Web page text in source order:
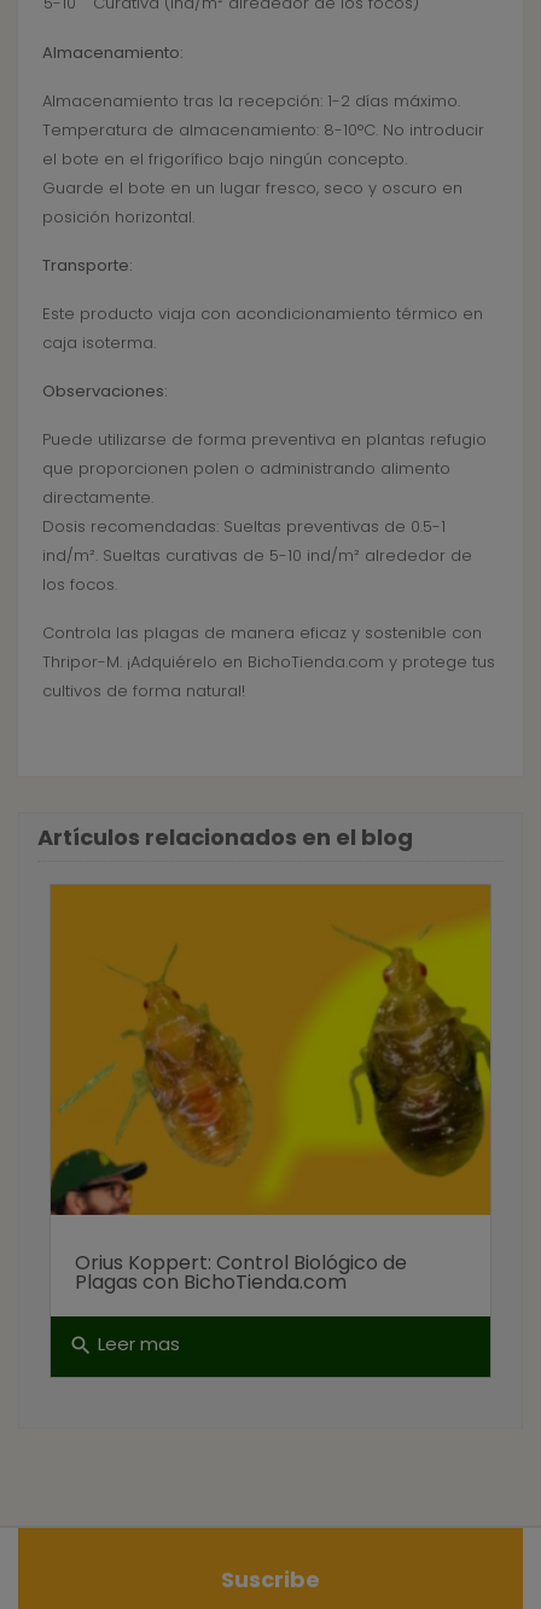
Almacenamiento:
Almacenamiento tras la recepción: 1-2 días máximo.
Temperatura de almacenamiento: 8-10°C. No introducir
el bote en el frigorífico bajo ningún concepto.
Guarde el bote en un lugar fresco, seco y oscuro en
posición horizontal.
Transporte:
Este producto viaja con acondicionamiento térmico en
caja isoterma.
Observaciones:
Puede utilizarse de forma preventiva en plantas refugio
que proporcionen polen o administrando alimento
directamente.
Dosis recomendadas: Sueltas preventivas de 0.5-1
ind/m². Sueltas curativas de 5-10 ind/m² alrededor de
los focos.
Controla las plagas de manera eficaz y sostenible con
Thripor-M. ¡Adquiérelo en BichoTienda.com y protege tus
cultivos de forma natural!
Artículos relacionados en el blog
Orius Koppert: Control Biológico de
Plagas con BichoTienda.com
search Leer mas
Suscribe